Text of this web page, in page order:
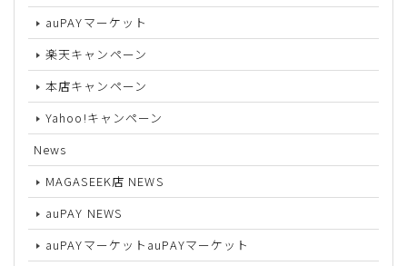
auPAYマーケット
楽天キャンペーン
本店キャンペーン
Yahoo!キャンペーン
News
MAGASEEK店 NEWS
auPAY NEWS
auPAYマーケットauPAYマーケット